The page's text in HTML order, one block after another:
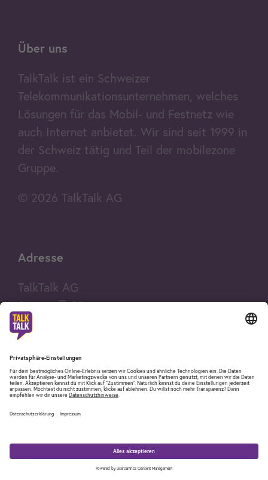
Über uns
TalkTalk ist ein Schweizer
Telekommunikationsunternehmen, welches
Lösungen für das Mobil- und Festnetz wie
auch Internet anbietet. Wir sind seit 1999 in
der Schweiz tätig und Teil der mobilezone
Gruppe.
© 2026 TalkTalk AG
Adresse
TalkTalk AG
Suurstoffi 22
CH-6343
Rotkreuz
Über uns